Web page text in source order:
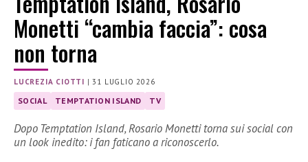
Monetti “cambia faccia”: cosa
non torna
LUCREZIA CIOTTI |31 LUGLIO 2026
SOCIAL TEMPTATION ISLAND TV
Dopo Temptation Island, Rosario Monetti torna sui social con
un look inedito: i fan faticano a riconoscerlo.